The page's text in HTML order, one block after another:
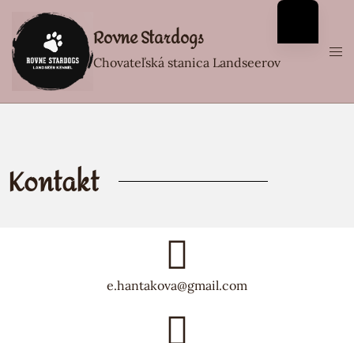
Rovne Stardogs
Chovateľská stanica Landseerov
Kontakt
e.hantakova@gmail.com